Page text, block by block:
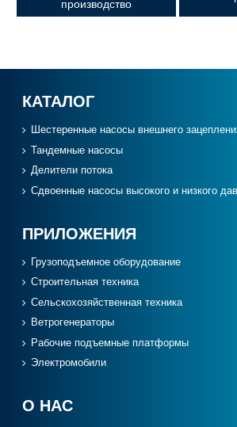
КАТАЛОГ
Шестеренные насосы внешнего зацепления
Тандемные насосы
Сдвоенные насосы высокого и низкого
ПРИЛОЖЕНИЯ
Грузоподъемное оборудование
Cтроительная техника
Сельскохозяйственная техника
Ветрогенераторы
Электромобили